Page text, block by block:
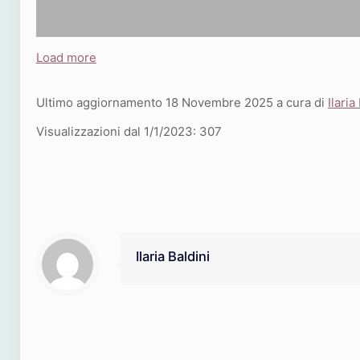
Load more
Ultimo aggiornamento 18 Novembre 2025 a cura di Ilaria
Visualizzazioni dal 1/1/2023: 307
Ilaria Baldini